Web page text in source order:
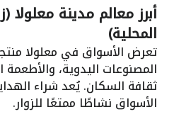
أبرز معالم مدينة معلولا
المحلية)
تعرض الأسواق في معلولا
المصنوعات اليدوية،
ثقافة السكان. يُعد شراء
الأسواق نشاطًا ممتعًا للزوار.